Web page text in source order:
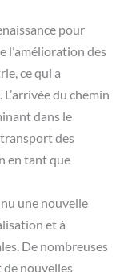
pour
l’amélioration des
ce qui a
du chemin
dans le
des
en tant que
une nouvelle
et à
De nombreuses
de nouvelles